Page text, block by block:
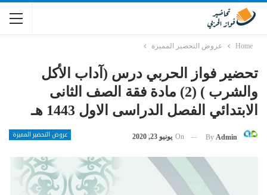
Home عروض التحضير المميزة
تحضير فواز الحربي درس (آداب الأكل
والشرب ) (2) مادة فقة الصف الثانى
الابتدائي الفصل الدراسى الاول 1443 هـ
عروض التحضير المميزة By Admin
On يونيو 23, 2020